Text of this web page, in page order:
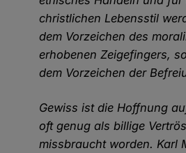
christlichen Lebensstil
dem Vorzeichen des
erhobenen Zeigefingers,
dem Vorzeichen der
Gewiss ist die Hoffnung
oft genug als billige
missbraucht worden. Karl